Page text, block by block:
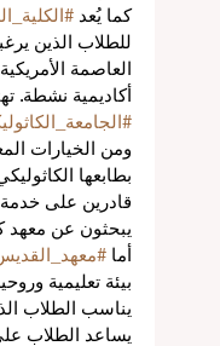
كما يُعد
للطلاب الذين
العاصمة
أكاديمية نشطة.
ومن الخيارات
بطابعها
قادرين على خدمة
يبحثون عن معهد
أما
بيئة تعليمية
يناسب الطلاب
يساعد الطلاب